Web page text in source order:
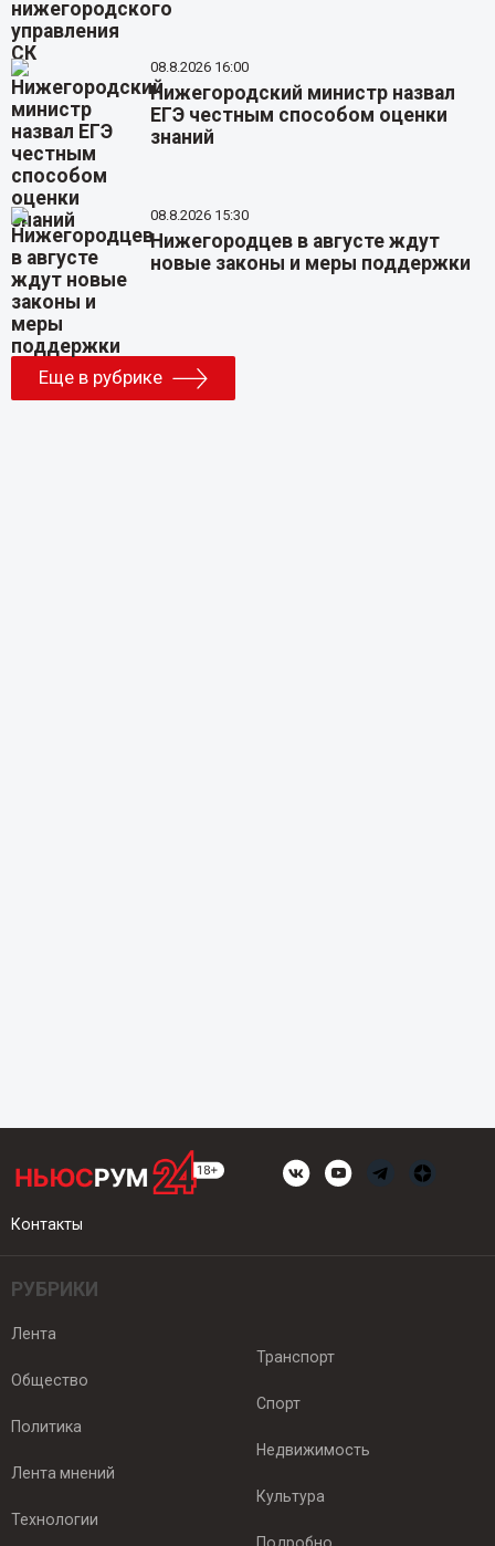
08.8.2026 16:00
Нижегородский министр назвал
ЕГЭ честным способом оценки
знаний
08.8.2026 15:30
Нижегородцев в августе ждут
новые законы и меры поддержки
Еще в рубрике
Контакты
РУБРИКИ
Лента
Общество
Политика
Лента мнений
Технологии
Транспорт
Спорт
Недвижимость
Культура